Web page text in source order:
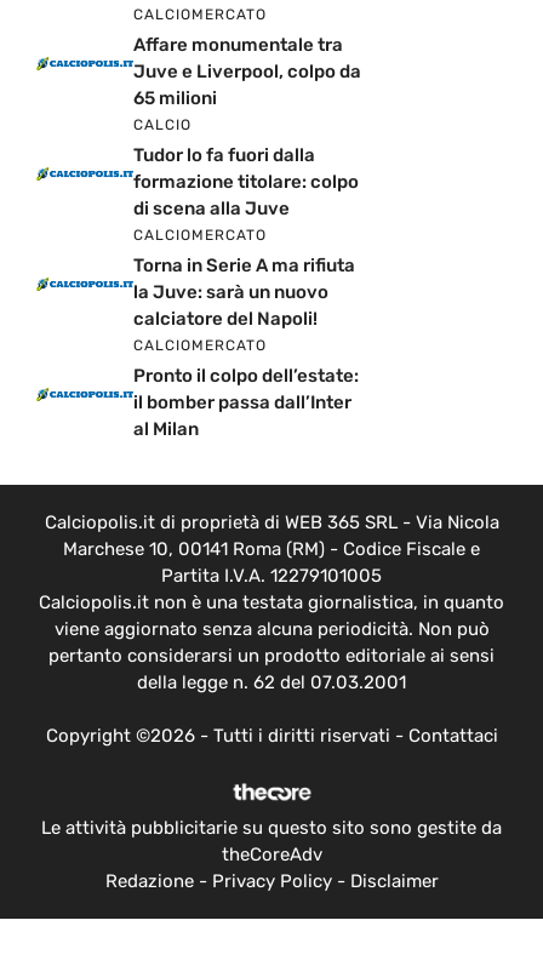
CALCIOMERCATO
Affare monumentale tra
Juve e Liverpool, colpo da
65 milioni
CALCIO
Tudor lo fa fuori dalla
formazione titolare: colpo
di scena alla Juve
CALCIOMERCATO
Torna in Serie A ma rifiuta
la Juve: sarà un nuovo
calciatore del Napoli!
CALCIOMERCATO
Pronto il colpo dell’estate:
il bomber passa dall’Inter
al Milan
Calciopolis.it di proprietà di WEB 365 SRL - Via Nicola
Marchese 10, 00141 Roma (RM) - Codice Fiscale e
Partita I.V.A. 12279101005
Calciopolis.it non è una testata giornalistica, in quanto
viene aggiornato senza alcuna periodicità. Non può
pertanto considerarsi un prodotto editoriale ai sensi
della legge n. 62 del 07.03.2001
Copyright ©2026 - Tutti i diritti riservati - Contattaci
Le attività pubblicitarie su questo sito sono gestite da
theCoreAdv
Redazione- Privacy Policy- Disclaimer